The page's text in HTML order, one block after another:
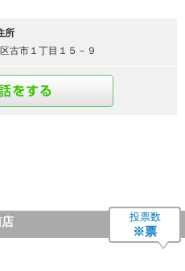
所
古市１丁目１５－９
投票数
※票